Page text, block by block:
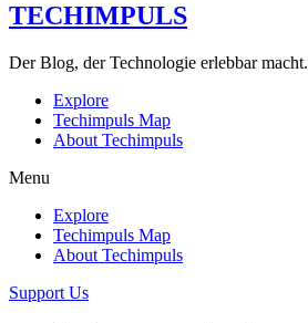
TECHIMPULS
Der Blog, der Technologie erlebbar macht.
Explore
Techimpuls Map
About Techimpuls
Menu
Explore
Techimpuls Map
About Techimpuls
Support Us